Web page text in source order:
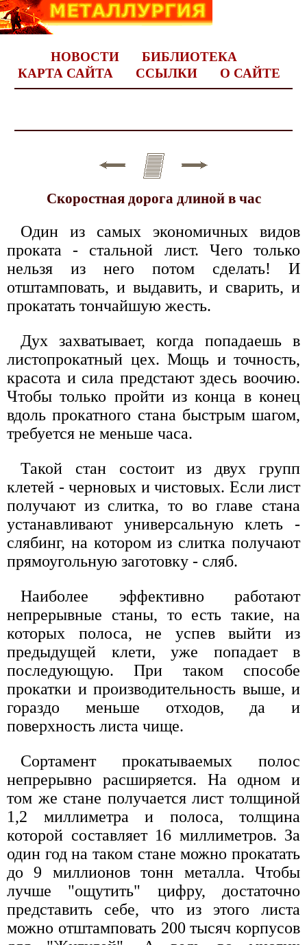
НОВОСТИ
БИБЛИОТЕКА
КАРТА САЙТА
ССЫЛКИ О САЙТЕ
Скоростная дорога длиной в час
Один из самых экономичных видов
проката - стальной лист. Чего только
нельзя из него потом сделать! И
отштамповать, и выдавить, и сварить, и
прокатать тончайшую жесть.
Дух захватывает, когда попадаешь в
листопрокатный цех. Мощь и точность,
красота и сила предстают здесь воочию.
Чтобы только пройти из конца в конец
вдоль прокатного стана быстрым шагом,
требуется не меньше часа.
Такой стан состоит из двух групп
клетей - черновых и чистовых. Если лист
получают из слитка, то во главе стана
устанавливают универсальную клеть -
слябинг, на котором из слитка получают
прямоугольную заготовку - сляб.
Наиболее эффективно работают
непрерывные станы, то есть такие, на
которых полоса, не успев выйти из
предыдущей клети, уже попадает в
последующую. При таком способе
прокатки и производительность выше, и
гораздо меньше отходов, да и
поверхность листа чище.
Сортамент прокатываемых полос
непрерывно расширяется. На одном и
том же стане получается лист толщиной
1,2 миллиметра и полоса, толщина
которой составляет 16 миллиметров. За
один год на таком стане можно прокатать
до 9 миллионов тонн металла. Чтобы
лучше "ощутить" цифру, достаточно
представить себе, что из этого листа
можно отштамповать 200 тысяч корпусов